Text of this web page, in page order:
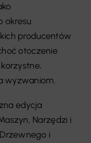
okresu
producentów
otoczenie
wyzwaniom.
edycja
Narzędzi i
i